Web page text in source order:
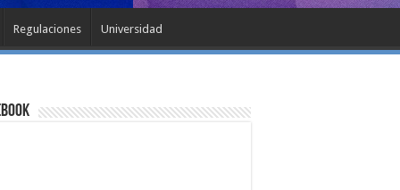
Regulaciones Universidad